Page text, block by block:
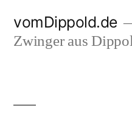
Inhalt
vomDippold.de
Zwinger aus